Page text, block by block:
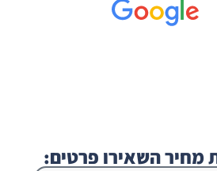
מחיר השאירו פרטים: